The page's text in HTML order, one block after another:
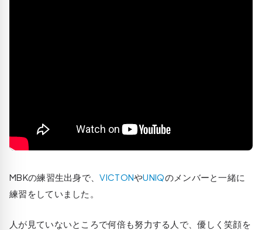
MBKの練習生出身で、VICTONやUNIQのメンバーと一緒に
練習をしていました。
人が見ていないところで何倍も努力する人で、優しく笑顔を